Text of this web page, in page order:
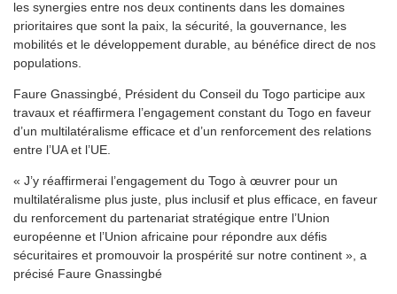
les synergies entre nos deux continents dans les domaines
prioritaires que sont la paix, la sécurité, la gouvernance, les
mobilités et le développement durable, au bénéfice direct de nos
populations.
Faure Gnassingbé, Président du Conseil du Togo participe aux
travaux et réaffirmera l’engagement constant du Togo en faveur
d’un multilatéralisme efficace et d’un renforcement des relations
entre l’UA et l’UE.
« J’y réaffirmerai l’engagement du Togo à œuvrer pour un
multilatéralisme plus juste, plus inclusif et plus efficace, en faveur
du renforcement du partenariat stratégique entre l’Union
européenne et l’Union africaine pour répondre aux défis
sécuritaires et promouvoir la prospérité sur notre continent », a
précisé Faure Gnassingbé